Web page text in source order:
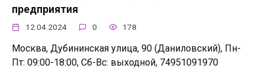
предприятия
12.04.2024 0 178
Москва, Дубининская улица, 90 (Даниловский), Пн-
Пт: 09:00-18:00, Сб-Вс: выходной, 74951091970